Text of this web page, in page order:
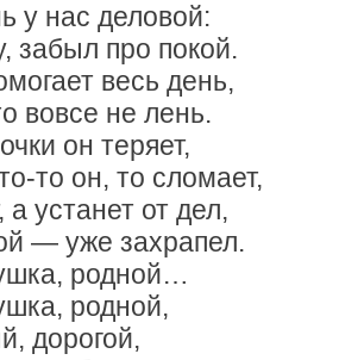
у нас деловой:
забыл про покой.
весь день,
вовсе не лень.
он теряет,
то он, то сломает,
устанет от дел,
— уже захрапел.
родной…
родной,
дорогой,